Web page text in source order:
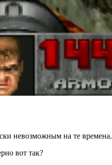
невозможным на те времена.
вот так?